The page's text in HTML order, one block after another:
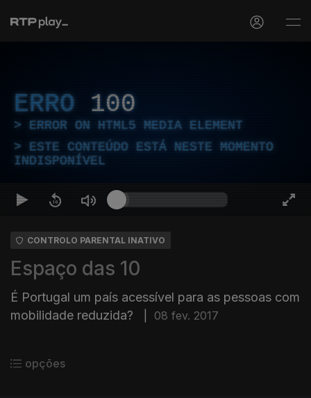
ERRO 100
ERROR ON HTML5 MEDIA ELEMENT
ESTE CONTEÚDO ESTÁ NESTE MOMENTO
INDISPONÍVEL
CONTROLO PARENTAL INATIVO
Espaço das 10
É Portugal um país acessível para as pessoas com
mobilidade reduzida?
08 fev. 2017
opções